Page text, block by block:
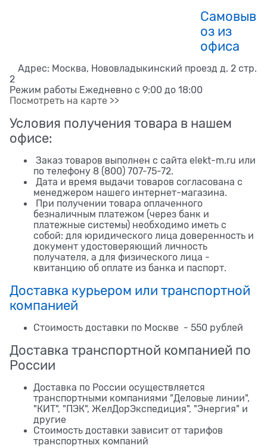
Самовыв
оз из
офиса
Адрес: Москва, Нововладыкинский проезд д. 2 стр.
2
Режим работы Ежедневно с 9:00 до 18:00
Посмотреть на карте >>
Условия получения товара в нашем
офисе:
Заказ товаров выполнен с сайта elekt-m.ru или
по телефону 8 (800) 707-75-72.
Дата и время выдачи товаров согласована с
менеджером нашего интернет-магазина.
При получении товара оплаченного
безналичным платежом (через банк и
платежные системы) необходимо иметь с
собой: для юридического лица доверенность и
документ удостоверяющий личность
получателя, а для физического лица -
квитанцию об оплате из банка и паспорт.
Доставка курьером или транспортной
компанией
Стоимость доставки по Москве - 550 рублей
Доставка транспортной компанией по
России
Доставка по России осуществляется
транспортными компаниями "Деловые линии",
"КИТ", "ПЭК", ЖелДорЭкспедиция", "Энергия" и
другие
Стоимость доставки зависит от тарифов
транспортных компаний